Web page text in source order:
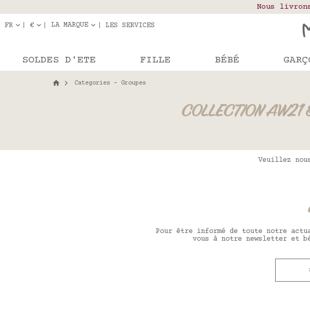
Notre
Les commandes passées
Nous
Livraison en relais colis en
FR € LA MARQUE LES SERVICES
SOLDES D'ETE FILLE BÉBÉ
Categories - Groupes
COLLECTION
Veuillez
Pour être informé de toute notre
vous à notre newsletter et